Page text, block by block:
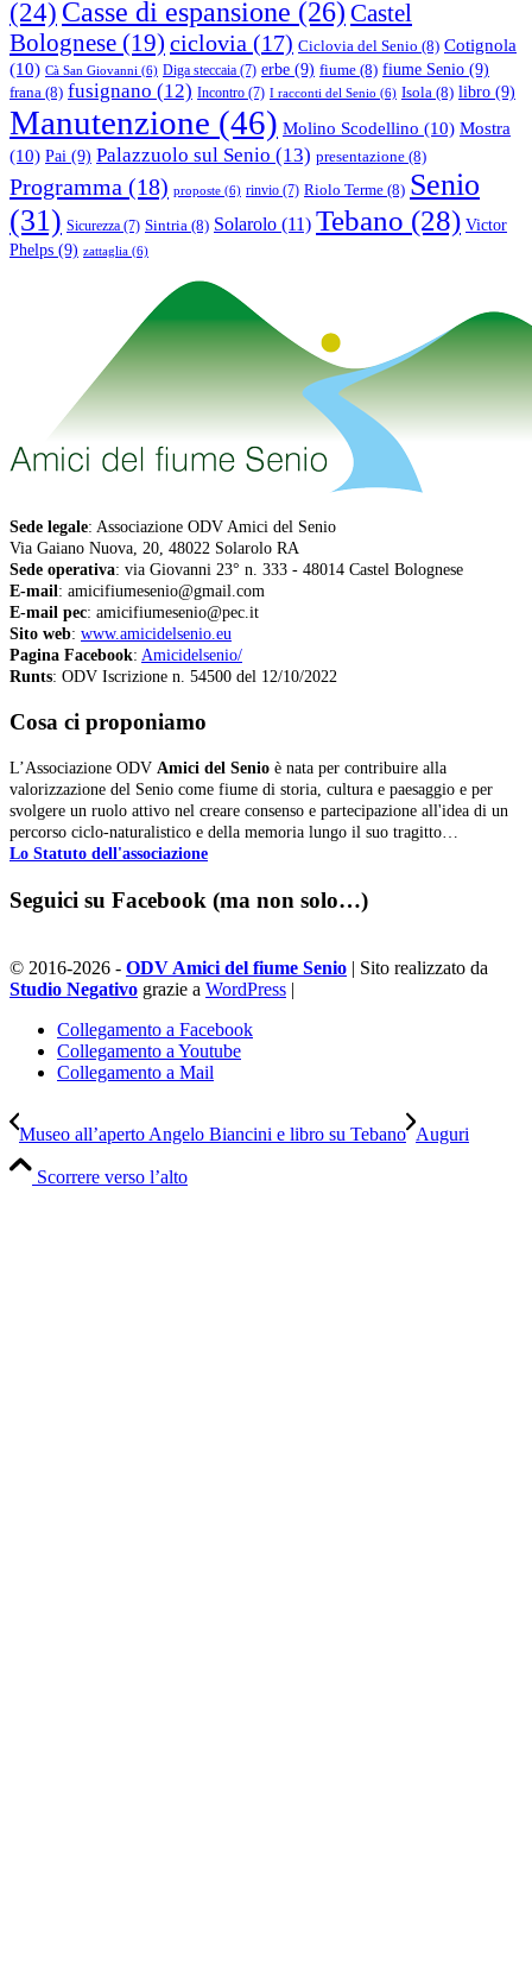
(24) Casse di espansione (26) Castel
Bolognese (19) ciclovia (17) Ciclovia del Senio (8) Cotignola
(10) Cà San Giovanni (6) Diga steccaia (7) erbe (9) fiume (8) fiume Senio (9)
frana (8) fusignano (12) Incontro (7) I racconti del Senio (6) Isola (8) libro (9)
Manutenzione (46) Molino Scodellino (10) Mostra
(10) Pai (9) Palazzuolo sul Senio (13) presentazione (8)
Programma (18) proposte (6) rinvio (7) Riolo Terme (8) Senio
(31) Sicurezza (7) Sintria (8) Solarolo (11) Tebano (28) Victor
Phelps (9) zattaglia (6)
Sede legale: Associazione ODV Amici del Senio
Via Gaiano Nuova, 20, 48022 Solarolo RA
Sede operativa: via Giovanni 23° n. 333 - 48014 Castel Bolognese
E-mail: amicifiumesenio@gmail.com
E-mail pec: amicifiumesenio@pec.it
Sito web: www.amicidelsenio.eu
Pagina Facebook: Amicidelsenio/
Runts: ODV Iscrizione n. 54500 del 12/10/2022
Cosa ci proponiamo
L’Associazione ODV Amici del Senio è nata per contribuire alla
valorizzazione del Senio come fiume di storia, cultura e paesaggio e per
svolgere un ruolo attivo nel creare consenso e partecipazione all'idea di un
percorso ciclo-naturalistico e della memoria lungo il suo tragitto…
Lo Statuto dell'associazione
Seguici su Facebook (ma non solo…)
© 2016-2026 - ODV Amici del fiume Senio | Sito realizzato da
Studio Negativo grazie a WordPress |
Collegamento a Facebook
Collegamento a Youtube
Collegamento a Mail
Museo all’aperto Angelo Biancini e libro su Tebano Auguri
Scorrere verso l’alto